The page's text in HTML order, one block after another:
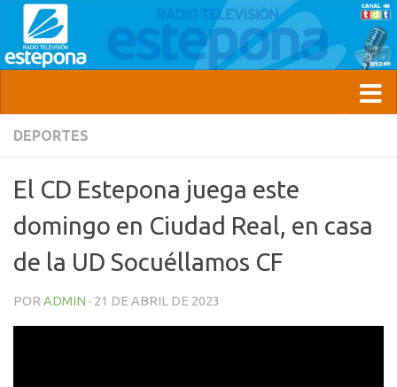
DEPORTES
El CD Estepona juega este
domingo en Ciudad Real, en casa
de la UD Socuéllamos CF
POR ADMIN · 21 DE ABRIL DE 2023